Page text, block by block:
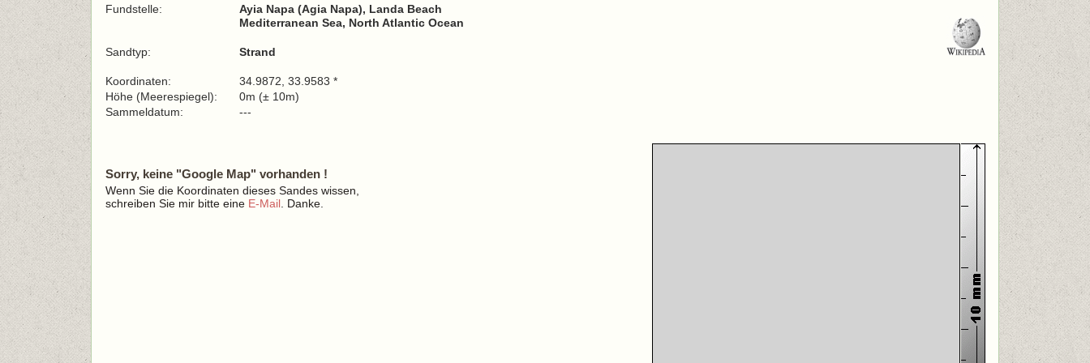
Fundstelle:
Ayia Napa (Agia Napa), Landa Beach
Mediterranean Sea, North Atlantic Ocean
Sandtyp: Strand
Koordinaten:
34.9872, 33.9583 *
Höhe (Meerespiegel):
0m (± 10m)
Sammeldatum:
---
Sorry, keine "Google Map" vorhanden !
Wenn Sie die Koordinaten dieses Sandes wissen,
schreiben Sie mir bitte eine E-Mail . Danke.